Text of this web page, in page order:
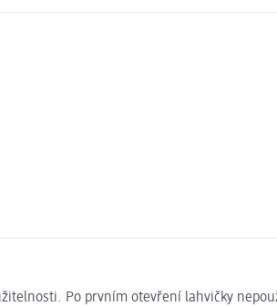
Po prvním otevření lahvičky